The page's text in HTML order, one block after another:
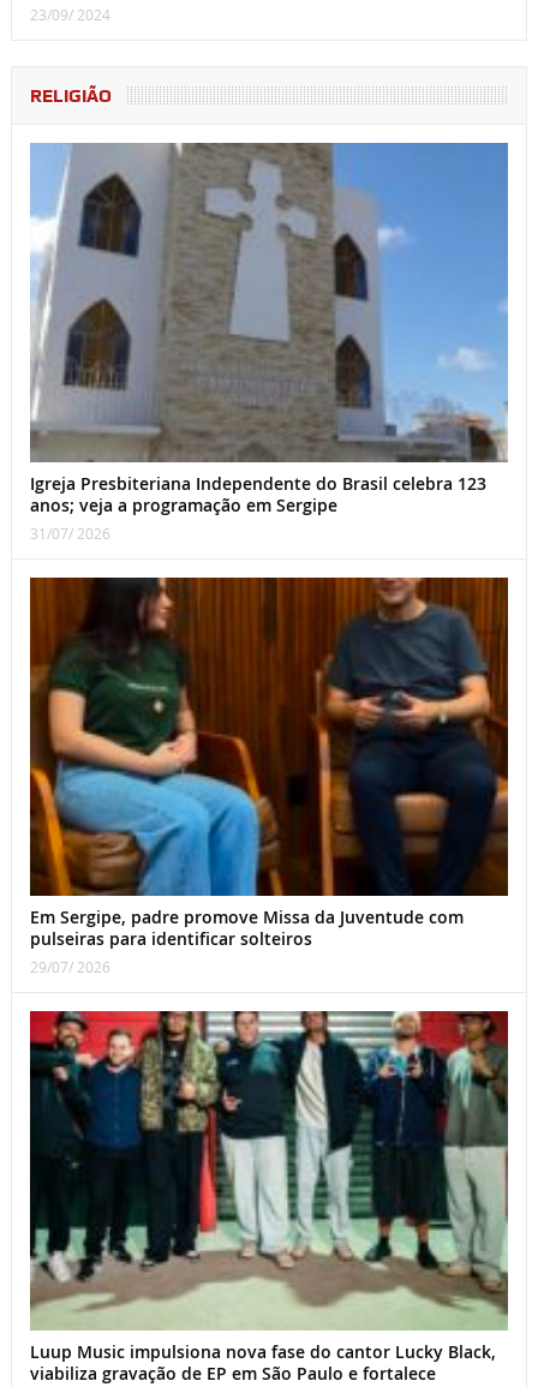
23/09/ 2024
RELIGIÃO
Igreja Presbiteriana Independente do Brasil celebra 123
anos; veja a programação em Sergipe
31/07/ 2026
Em Sergipe, padre promove Missa da Juventude com
pulseiras para identificar solteiros
29/07/ 2026
Luup Music impulsiona nova fase do cantor Lucky Black,
viabiliza gravação de EP em São Paulo e fortalece